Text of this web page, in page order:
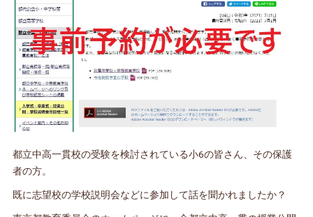
都立中高一貫校の受験を検討されている小6の皆さん、その保護
者の方。
既に志望校の学校説明会などに参加して話を聞かれましたか？